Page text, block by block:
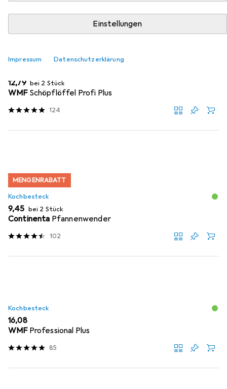
Einstellungen
Impressum Datenschutzerklärung
EUR
12,79 bei 2 Stück
WMF Schöpflöffel Profi Plus
124
MENGENRABATT
Kochbesteck
EUR
9,45 bei 2 Stück
Continenta Pfannenwender
102
Kochbesteck
EUR
16,08
WMF Professional Plus
85